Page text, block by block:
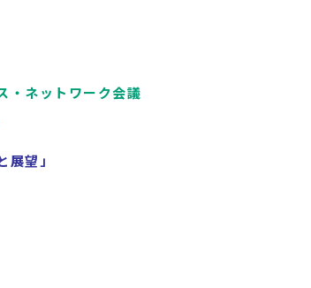
・ネットワーク会議
展望」